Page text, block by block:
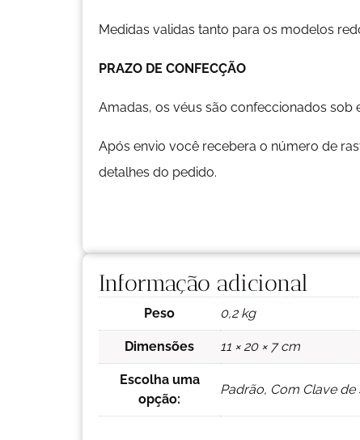
Medidas validas tanto para os modelos
PRAZO DE CONFECÇÃO
Amadas, os véus são confeccionados
Após envio você recebera o número de
detalhes do pedido.
Informação adicional
Peso 0,2 kg
Dimensões 11 × 20 × 7 cm
Escolha uma
opção:
Padrão, Com Clave de